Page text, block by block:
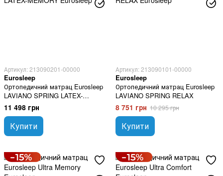
Артикул: 213090201-00000
Eurosleep
Ортопедичний матрац Eurosleep
LAVIANO SPRING LATEX-
MEMORY
11 498 грн
Купити
Артикул: 213090101-00000
Eurosleep
Ортопедичний матрац Eurosleep
LAVIANO SPRING RELAX
8 751 грн 10 295 грн
Купити